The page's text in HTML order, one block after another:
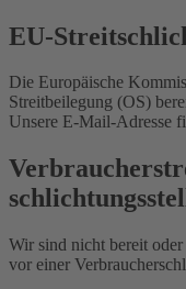
EU-
Die Europäische
Streitbeilegung (OS)
Unsere E-Mail-Adresse
Wir sind nicht bereit
vor einer